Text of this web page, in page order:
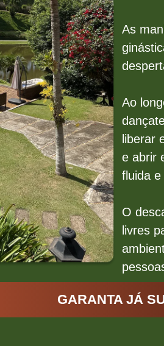
As
Ao
liberar
e abrir
fluida e
O
livres
GARANTA JÁ